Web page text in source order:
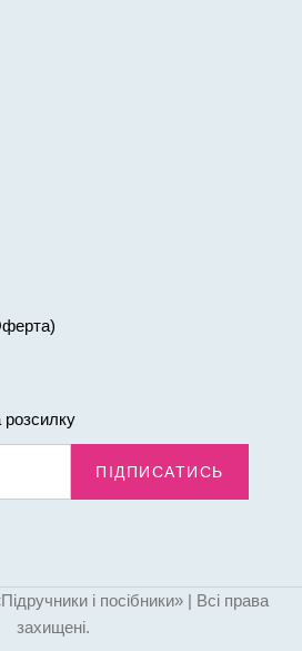
розсилку
ПІДПИСАТИСЬ
і посібники» | Всі права
захищені.